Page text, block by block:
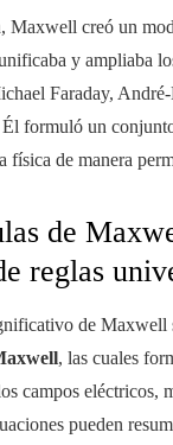
Maxwell creó un
y ampliaba
Faraday,
formuló un
física de manera
de
reglas
de Maxwell
, las cuales
campos eléctricos,
pueden